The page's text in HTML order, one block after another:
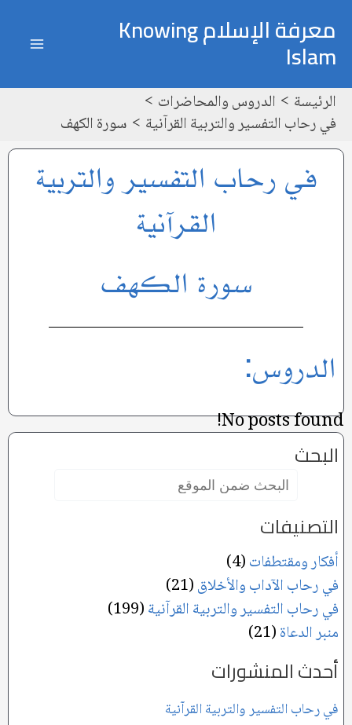
إلى
المحتوى
معرفة الإسلام Knowing
Islam
الرئيسة
الدروس والمحاضرات
في رحاب التفسير والتربية القرآنية
سورة الكهف
في رحاب التفسير والتربية
القرآنية
سورة الكهف
الدروس:
No posts found!
البحث
التصنيفات
أفكار ومقتطفات(4)
في رحاب الآداب والأخلاق(21)
في رحاب التفسير والتربية القرآنية(199)
منبر الدعاة(21)
أحدث المنشورات
في رحاب التفسير والتربية القرآنية